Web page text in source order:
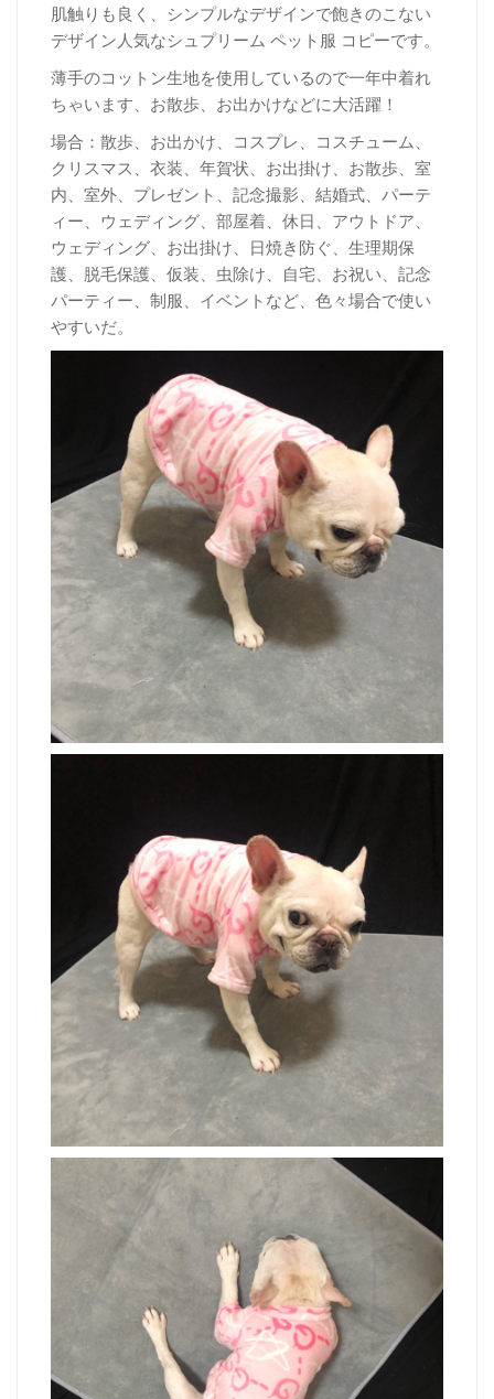
肌触りも良く、シンプルなデザインで飽きのこない
デザイン人気なシュプリーム ペット服 コピーです。
薄手のコットン生地を使用しているので一年中着れ
ちゃいます、お散歩、お出かけなどに大活躍！
場合：散歩、お出かけ、コスプレ、コスチューム、
クリスマス、衣装、年賀状、お出掛け、お散歩、室
内、室外、プレゼント、記念撮影、結婚式、パーテ
ィー、ウェディング、部屋着、休日、アウトドア、
ウェディング、お出掛け、日焼き防ぐ、生理期保
護、脱毛保護、仮装、虫除け、自宅、お祝い、記念
パーティー、制服、イベントなど、色々場合で使い
やすいだ。